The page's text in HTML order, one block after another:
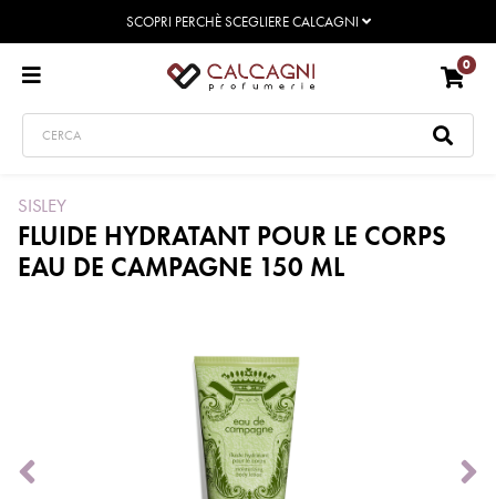
SCOPRI PERCHÈ SCEGLIERE CALCAGNI
0
SISLEY
FLUIDE HYDRATANT POUR LE CORPS
EAU DE CAMPAGNE 150 ML